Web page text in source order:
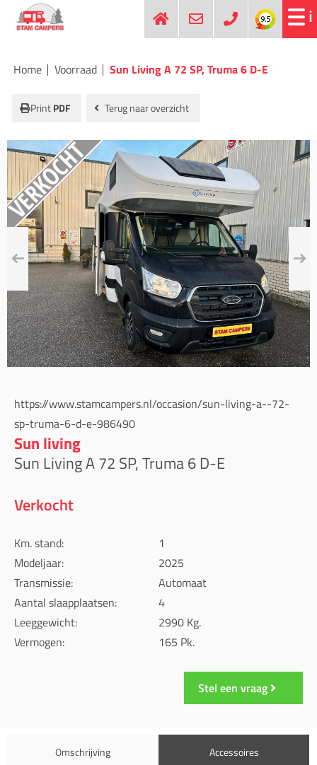
Home Voorraad Sun Living A 72 SP, Truma 6 D-E
PrintPDF Terug naar overzicht
https://www.stamcampers.nl/occasion/sun-living-a--72-
sp-truma-6-d-e-986490
Sun living
Sun Living A 72 SP, Truma 6 D-E
Verkocht
Km. stand:
1
Modeljaar:
2025
Transmissie:
Automaat
Aantal slaapplaatsen:
4
Leeggewicht:
2990 Kg.
Vermogen:
165 Pk.
Stel een vraag
Omschrijving Accessoires